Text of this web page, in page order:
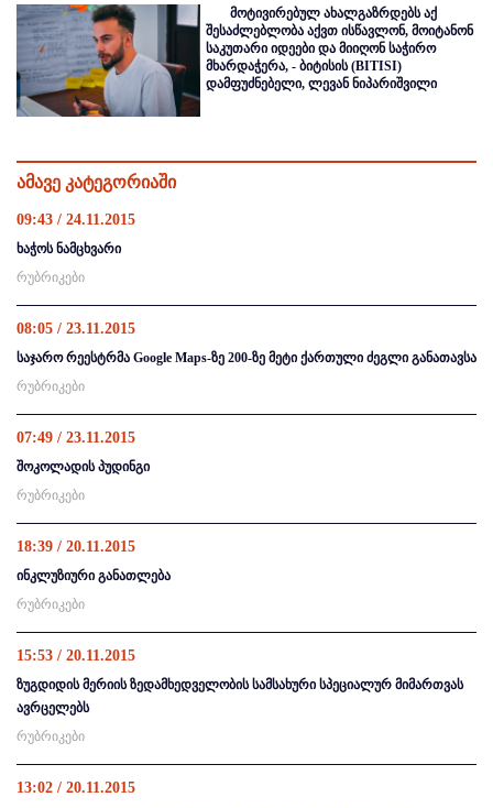
მოტივირებულ ახალგაზრდებს აქ
შესაძლებლობა აქვთ ისწავლონ, მოიტანონ
საკუთარი იდეები და მიიღონ საჭირო
მხარდაჭერა, - ბიტისის (BITISI)
დამფუძნებელი, ლევან ნიპარიშვილი
ამავე კატეგორიაში
09:43 / 24.11.2015
ხაჭოს ნამცხვარი
რუბრიკები
08:05 / 23.11.2015
საჯარო რეესტრმა Google Maps-ზე 200-ზე მეტი ქართული ძეგლი განათავსა
რუბრიკები
07:49 / 23.11.2015
შოკოლადის პუდინგი
რუბრიკები
18:39 / 20.11.2015
ინკლუზიური განათლება
რუბრიკები
15:53 / 20.11.2015
ზუგდიდის მერიის ზედამხედველობის სამსახური სპეციალურ მიმართვას
ავრცელებს
რუბრიკები
13:02 / 20.11.2015